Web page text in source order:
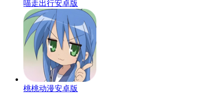
喵走出行安卓版
桃桃动漫安卓版